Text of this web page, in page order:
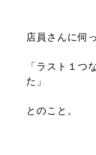
店員さんに伺
「ラスト１つ
た」
とのこと。